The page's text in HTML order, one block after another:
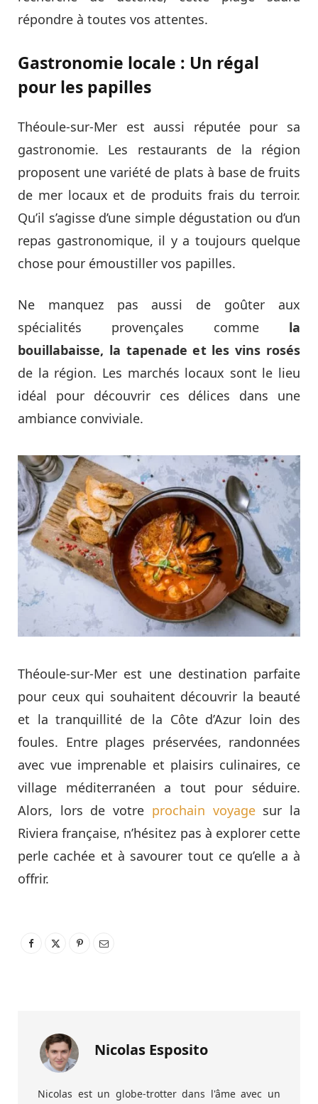
répondre à toutes vos attentes.
Gastronomie locale : Un régal
pour les papilles
Théoule-sur-Mer est aussi réputée pour sa
gastronomie. Les restaurants de la région
proposent une variété de plats à base de fruits
de mer locaux et de produits frais du terroir.
Qu’il s’agisse d’une simple dégustation ou d’un
repas gastronomique, il y a toujours quelque
chose pour émoustiller vos papilles.
Ne manquez pas aussi de goûter aux
spécialités provençales comme la
bouillabaisse, la tapenade et les vins rosés
de la région. Les marchés locaux sont le lieu
idéal pour découvrir ces délices dans une
ambiance conviviale.
Théoule-sur-Mer est une destination parfaite
pour ceux qui souhaitent découvrir la beauté
et la tranquillité de la Côte d’Azur loin des
foules. Entre plages préservées, randonnées
avec vue imprenable et plaisirs culinaires, ce
village méditerranéen a tout pour séduire.
Alors, lors de votre prochain voyagesur la
Riviera française, n’hésitez pas à explorer cette
perle cachée et à savourer tout ce qu’elle a à
offrir.
Nicolas Esposito
Nicolas est un globe-trotter dans l'âme avec un